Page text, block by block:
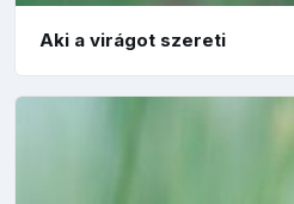
Aki a virágot szereti